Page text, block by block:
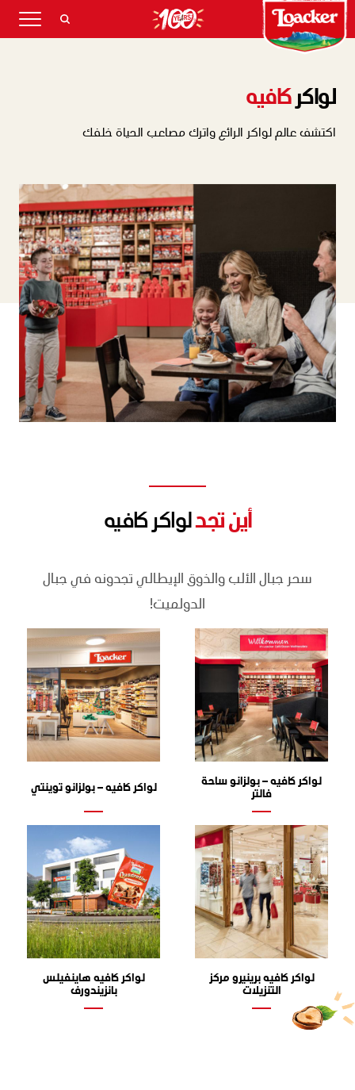
لواكركافيه
اكتشف عالم لواكر الرائع واترك مصاعب الحياة خلفك
أين تجدلواكر كافيه
سحر جبال الألب والذوق الإيطالي تجدونه في جبال
الدولميت!
لواكر كافيه – بولزانو ساحة
فالتر
لواكر كافيه – بولزانو توينتي
لواكر كافيه برينيرو مركز
التنزيلات
لواكر كافيه هاينفيلس
بانزيندورف